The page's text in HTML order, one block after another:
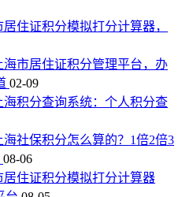
居住证积分模拟打分计算器，
海市居住证积分管理平台，办
02-09
海积分查询系统：个人积分查
海社保积分怎么算的？1倍2倍3
08-06
居住证积分模拟打分计算器